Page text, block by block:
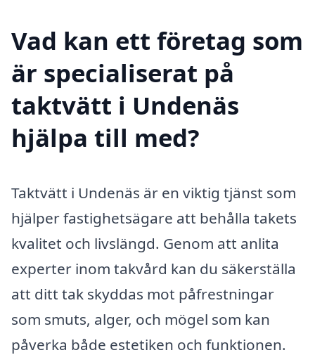
Vad kan ett företag som
är specialiserat på
taktvätt i Undenäs
hjälpa till med?
Taktvätt i Undenäs är en viktig tjänst som
hjälper fastighetsägare att behålla takets
kvalitet och livslängd. Genom att anlita
experter inom takvård kan du säkerställa
att ditt tak skyddas mot påfrestningar
som smuts, alger, och mögel som kan
påverka både estetiken och funktionen.